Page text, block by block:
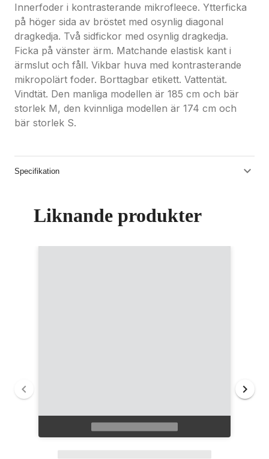
Innerfoder i kontrasterande mikrofleece. Ytterficka
på höger sida av bröstet med osynlig diagonal
dragkedja. Två sidfickor med osynlig dragkedja.
Ficka på vänster ärm. Matchande elastisk kant i
ärmslut och fåll. Vikbar huva med kontrasterande
mikropolärt foder. Borttagbar etikett. Vattentät.
Vindtät. Den manliga modellen är 185 cm och bär
storlek M, den kvinnliga modellen är 174 cm och
bär storlek S.
Specifikation
Liknande produkter